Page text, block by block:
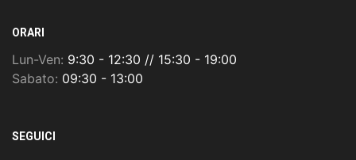
ORARI
Lun-Ven: 9:30 - 12:30 // 15:30 - 19:00
Sabato: 09:30 - 13:00
SEGUICI